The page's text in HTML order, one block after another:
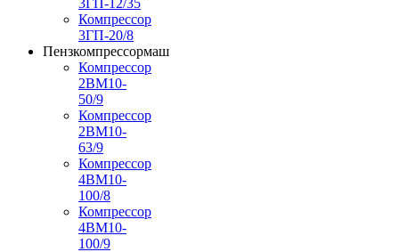
Компрессор
3ГП-20/8
Пензкомпрессормаш
Компрессор
2ВМ10-
50/9
Компрессор
2ВМ10-
63/9
Компрессор
4ВМ10-
100/8
Компрессор
4ВМ10-
100/9